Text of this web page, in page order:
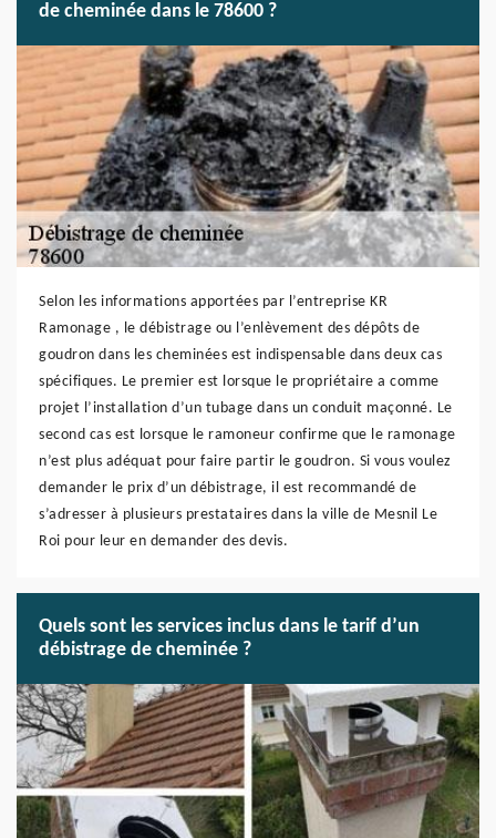
de cheminée dans le 78600 ?
Selon les informations apportées par l’entreprise KR
Ramonage , le débistrage ou l’enlèvement des dépôts de
goudron dans les cheminées est indispensable dans deux cas
spécifiques. Le premier est lorsque le propriétaire a comme
projet l’installation d’un tubage dans un conduit maçonné. Le
second cas est lorsque le ramoneur confirme que le ramonage
n’est plus adéquat pour faire partir le goudron. Si vous voulez
demander le prix d’un débistrage, il est recommandé de
s’adresser à plusieurs prestataires dans la ville de Mesnil Le
Roi pour leur en demander des devis.
Quels sont les services inclus dans le tarif d’un
débistrage de cheminée ?